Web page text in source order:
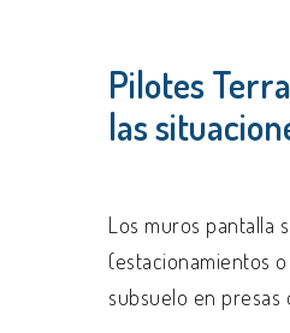
Pilotes
las
Los muros pantalla
(estacionamientos
subsuelo en presas